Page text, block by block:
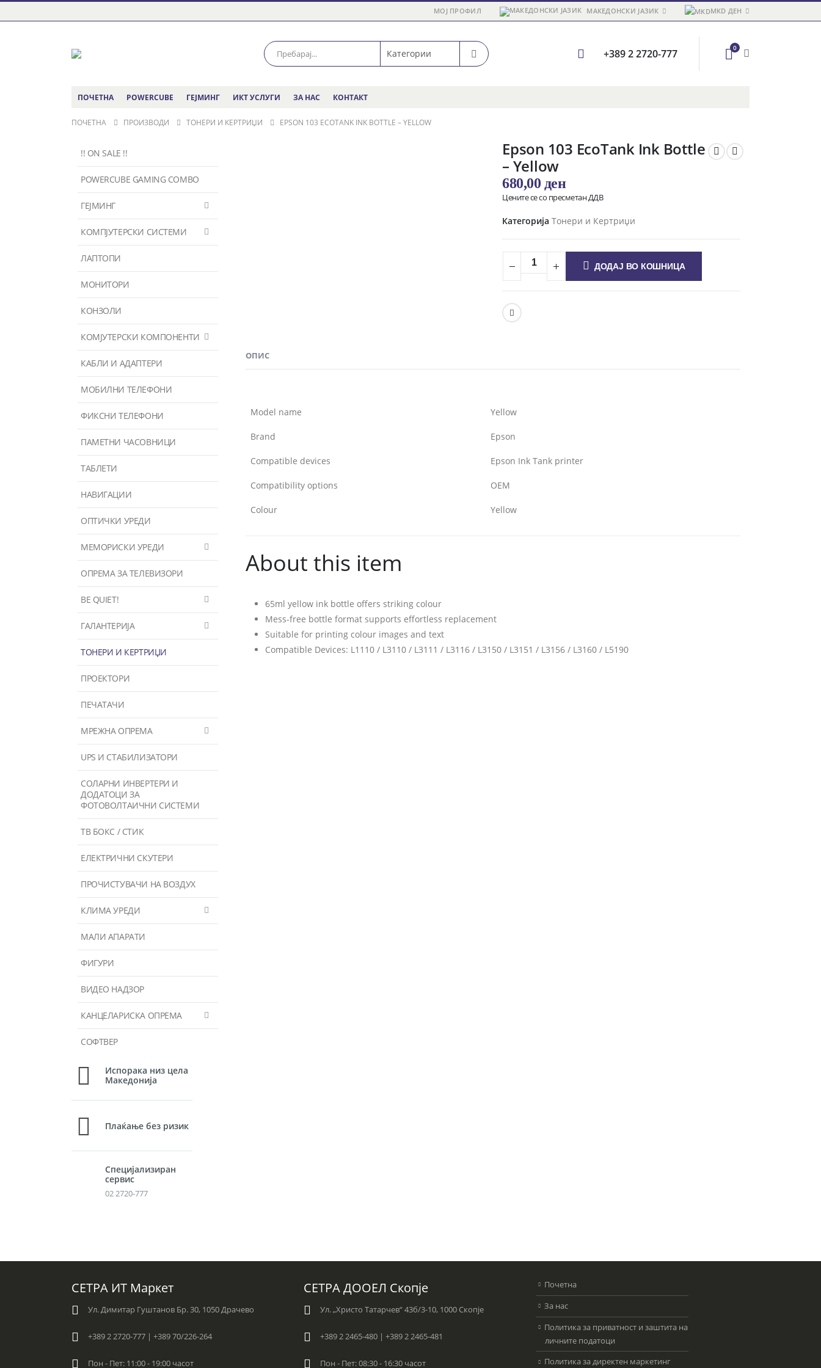
МОЈ ПРОФИЛ МАКЕДОНСКИ ЈАЗИК MKD ДЕН
+389 2 2720-777 0
ПОЧЕТНА POWERCUBE ГЕЈМИНГ ИКТ УСЛУГИ ЗА НАС КОНТАКТ
ПОЧЕТНА ПРОИЗВОДИ ТОНЕРИ И КЕРТРИЏИ EPSON 103 ECOTANK INK BOTTLE – YELLOW
Epson 103 EcoTank Ink Bottle
– Yellow
680,00 ден
Цените се со пресметан ДДВ
Категорија Тонери и Кертриџи
ДОДАЈ ВО КОШНИЦА
ОПИС
Model name Yellow
Brand Epson
Compatible devices Epson Ink Tank printer
Compatibility options OEM
Colour Yellow
About this item
65ml yellow ink bottle offers striking colour
Mess-free bottle format supports effortless replacement
Suitable for printing colour images and text
Compatible Devices: L1110 / L3110 / L3111 / L3116 / L3150 / L3151 / L3156 / L3160 / L5190
!! ON SALE !!
POWERCUBE GAMING COMBO
ГЕЈМИНГ
КОМПЈУТЕРСКИ СИСТЕМИ
ЛАПТОПИ
МОНИТОРИ
КОНЗОЛИ
КОМЈУТЕРСКИ КОМПОНЕНТИ
КАБЛИ И АДАПТЕРИ
МОБИЛНИ ТЕЛЕФОНИ
ФИКСНИ ТЕЛЕФОНИ
ПАМЕТНИ ЧАСОВНИЦИ
ТАБЛЕТИ
НАВИГАЦИИ
ОПТИЧКИ УРЕДИ
МЕМОРИСКИ УРЕДИ
ОПРЕМА ЗА ТЕЛЕВИЗОРИ
BE QUIET!
ГАЛАНТЕРИЈА
ТОНЕРИ И КЕРТРИЏИ
ПРОЕКТОРИ
ПЕЧАТАЧИ
МРЕЖНА ОПРЕМА
UPS И СТАБИЛИЗАТОРИ
СОЛАРНИ ИНВЕРТЕРИ И
ДОДАТОЦИ ЗА
ФОТОВОЛТАИЧНИ СИСТЕМИ
ТВ БОКС / СТИК
ЕЛЕКТРИЧНИ СКУТЕРИ
ПРОЧИСТУВАЧИ НА ВОЗДУХ
КЛИМА УРЕДИ
МАЛИ АПАРАТИ
ФИГУРИ
ВИДЕО НАДЗОР
КАНЦЕЛАРИСКА ОПРЕМА
СОФТВЕР
Испорака низ цела
Македонија
Плаќање без ризик
Специјализиран
сервис
02 2720-777
СЕТРА ИТ Маркет
Ул. Димитар Гуштанов Бр. 30, 1050 Драчево
+389 2 2720-777 | +389 70/226-264
Пон - Пет: 11:00 - 19:00 часот
СЕТРА ДООЕЛ Скопје
Ул. „Христо Татарчев“ 43б/3-10, 1000 Скопје
+389 2 2465-480 | +389 2 2465-481
Пон - Пет: 08:30 - 16:30 часот
Почетна
За нас
Политика за приватност и заштита на
личните податоци
Политика за директен маркетинг